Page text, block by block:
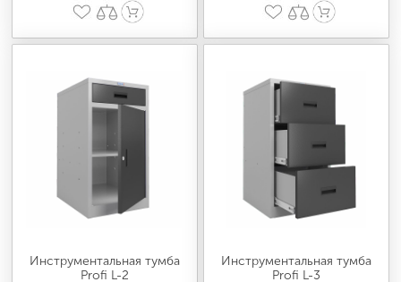
Инструментальная тумба
Profi L-2
Инструментальная тумба
Profi L-3